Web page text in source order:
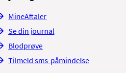
MineAftaler
Se din journal
Blodprøve
Tilmeld sms-påmindelse